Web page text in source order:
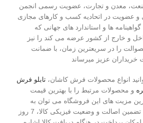
معدن و تجارت، عضویت رسمی انجمن
و عضویت در اتحادیه کسب و کارهای مجازی
ها و استاندارد های جهانی که
و خارج از کشور عرضه می کند را نیز
را در سریعترین زمان، با ضمانت
عزیز میرساند
انواع محصولات فرش کاشان، تابلو فرش
و محصولات مرتبط را با بهترین قیمت
مزیت های این فروشگاه می توان به
ارسال سریع و رایگان، تضمین اصالت و وضعیت فیزیکی کالا، 7 روز